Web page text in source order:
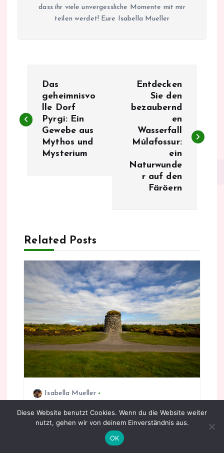
dass ihr viele unvergessliche Momente mit mir
teilen werdet! Eure Isabella Mueller
i
s
n
a
v
g
t
Das
geheimnisvo
lle Dorf
Pyrgi: Ein
Gewebe aus
Mythos und
Mysterium
Entdecken
Sie den
bezaubernd
en
Wasserfall
Múlafossur:
ein
Naturwunde
r auf den
Färöern
Related Posts
Isabella Mueller
Geschichte, Natur pur,Verborgene Schätze
6 minutes Read
Die Schreie der Vergangenheit:
Diese Website benutzt Cookies. Wenn du die Website weiter
nutzt, gehen wir von deinem Einverständnis aus.
OK